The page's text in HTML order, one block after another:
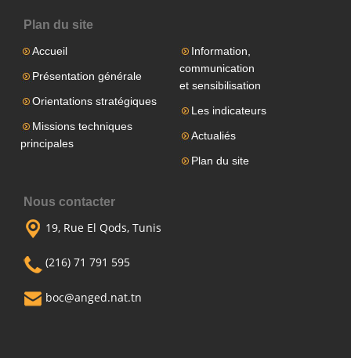
Plan du site
Accueil
Présentation générale
Orientations stratégiques
Missions techniques
principales
Information,
communication
et sensibilisation
Les indicateurs
Actualiés
Plan du site
Nous contacter
19, Rue El Qods, Tunis
(216) 71 791 595
boc@anged.nat.tn